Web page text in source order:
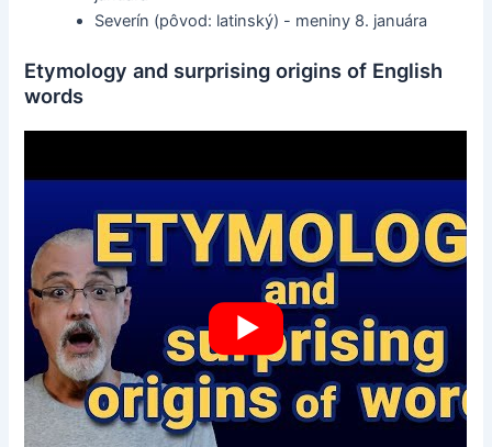
Severín (pôvod: latinský) - meniny 8. januára
Etymology and surprising origins of English
words